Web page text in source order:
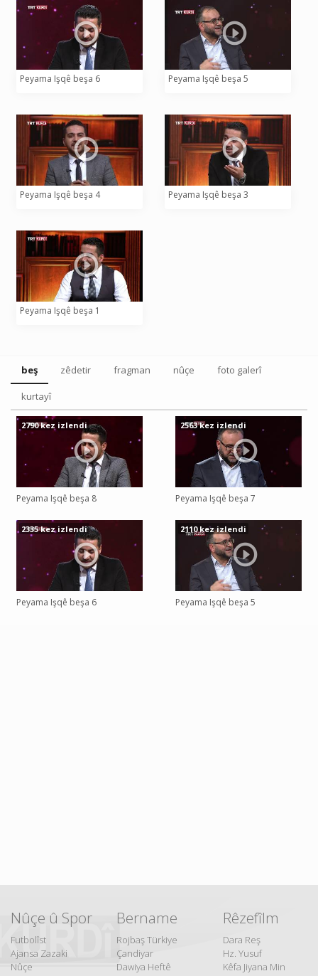
Peyama Işqê beşa 6 Peyama Işqê beşa 5
Peyama Işqê beşa 4 Peyama Işqê beşa 3
Peyama Işqê beşa 1
beş zêdetir fragman nûçe foto galerî
kurtayî
Peyama Işqê beşa 8
2790 kez izlendi
Peyama Işqê beşa 7
2563 kez izlendi
Peyama Işqê beşa 6
2335 kez izlendi
Peyama Işqê beşa 5
2110 kez izlendi
Nûçe û Spor
Futbolîst
Ajansa Zazaki
Nûçe
Bername
Rojbaş Türkiye
Çandiyar
Dawiya Heftê
Rêzefîlm
Dara Reş
Hz. Yusuf
Kêfa Jiyana Min